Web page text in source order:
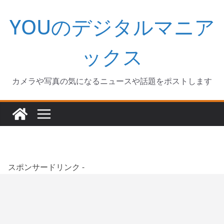
キ
YOUのデジタルマニア
ックス
カメラや写真の気になるニュースや話題をポストします
スポンサードリンク -